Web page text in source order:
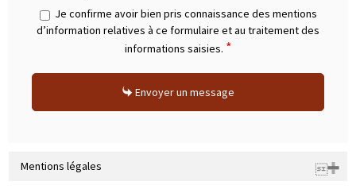
Je confirme avoir bien pris connaissance des mentions
d’information relatives à ce formulaire et au traitement des
informations saisies. *
Envoyer un message
Mentions légales